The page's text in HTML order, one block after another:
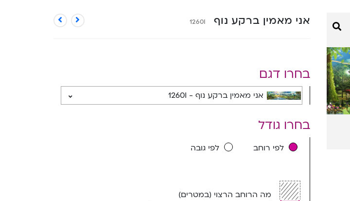
אני מאמין ברקע נוף 1260I
בחרו דגם
אני מאמין ברקע נוף - 1260I
בחרו גודל
לפי רוחב לפי גובה
מה הרוחב הרצוי (במטרים)